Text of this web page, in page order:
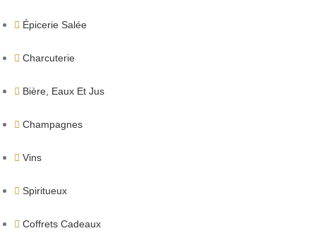
Épicerie Salée
Charcuterie
Bière, Eaux Et Jus
Champagnes
Vins
Spiritueux
Coffrets Cadeaux